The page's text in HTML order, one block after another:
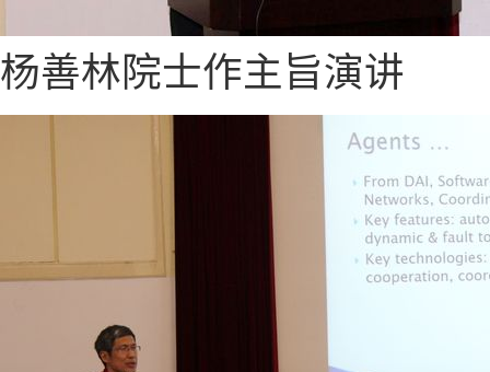
杨善林院士作主旨演讲